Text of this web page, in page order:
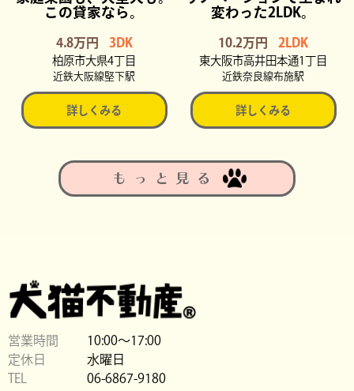
この貸家なら。
4.8万円 3DK
柏原市大県4丁目
近鉄大阪線堅下駅
詳しくみる
変わった2LDK。
10.2万円 2LDK
東大阪市高井田本通1丁目
近鉄奈良線布施駅
詳しくみる
もっと見る
営業時間
10:00〜17:00
定休日
水曜日
TEL
06-6867-9180